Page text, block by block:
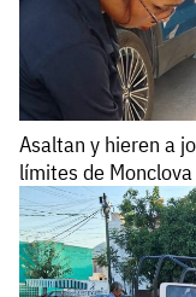
Asaltan y hieren a
límites de